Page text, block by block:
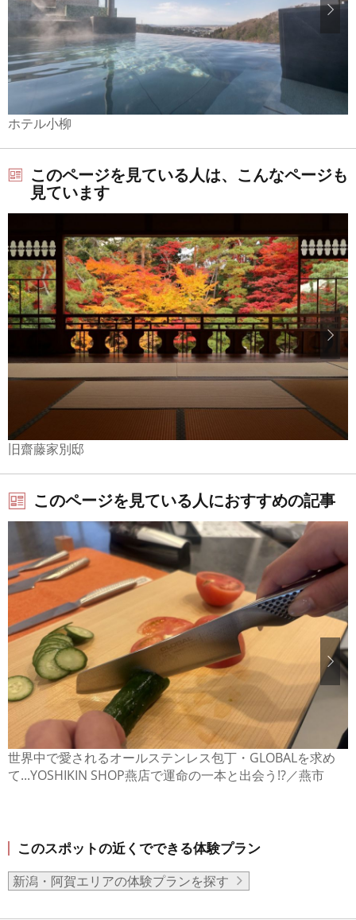
ホテル小柳
このページを見ている人は、こんなページも
見ています
旧齋藤家別邸
このページを見ている人におすすめの記事
世界中で愛されるオールステンレス包丁・GLOBALを求め
て...YOSHIKIN SHOP燕店で運命の一本と出会う!?／燕市
このスポットの近くでできる体験プラン
新潟・阿賀エリアの体験プランを探す